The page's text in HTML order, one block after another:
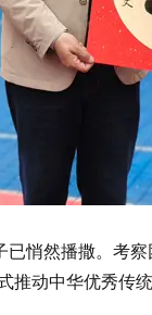
悄然播撒。考
推动中华优秀传